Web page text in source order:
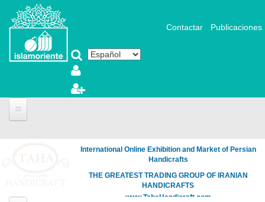
Pasar al contenido principal
Contactar Publicaciones
International Online Exhibition and Market of Persian
Handicrafts
THE GREATEST TRADING GROUP OF IRANIAN
HANDICRAFTS
www.TahaHandicraft.com